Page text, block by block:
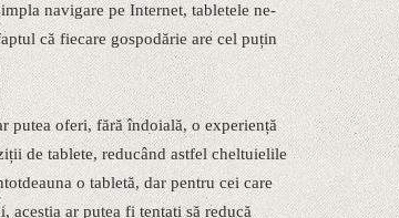
navigare pe Internet, tabletele ne-
că fiecare gospodărie are cel puțin
putea oferi, fără îndoială, o experiență
de tablete, reducând astfel cheltuielile
o tabletă, dar pentru cei care
aceștia ar putea fi tentați să reducă